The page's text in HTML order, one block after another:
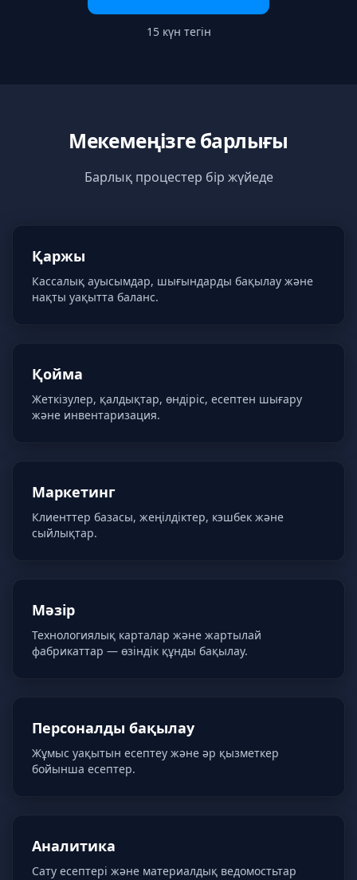
15 күн тегін
Мекемеңізге барлығы
Барлық процестер бір жүйеде
Қаржы
Кассалық ауысымдар, шығындарды бақылау және
нақты уақытта баланс.
Қойма
Жеткізулер, қалдықтар, өндіріс, есептен шығару
және инвентаризация.
Маркетинг
Клиенттер базасы, жеңілдіктер, кэшбек және
сыйлықтар.
Мәзір
Технологиялық карталар және жартылай
фабрикаттар — өзіндік құнды бақылау.
Персоналды бақылау
Жұмыс уақытын есептеу және әр қызметкер
бойынша есептер.
Аналитика
Сату есептері және материалдық ведомостьтар